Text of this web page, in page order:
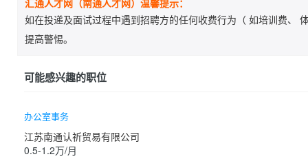
如在投递及面试过程中遇到招聘方的任何收费行为（ 如培训费、
提高警惕。
可能感兴趣的职位
办公室事务
江苏南通认祈贸易有限公司
0.5-1.2万/月